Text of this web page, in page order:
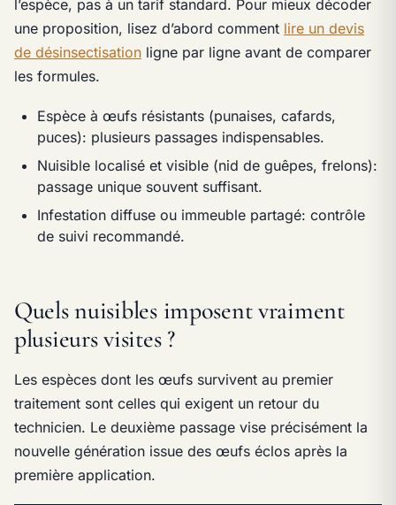
l’espèce, pas à un tarif standard. Pour mieux décoder
une proposition, lisez d’abord comment lire un devis
de désinsectisation ligne par ligne avant de comparer
les formules.
Espèce à œufs résistants (punaises, cafards,
puces): plusieurs passages indispensables.
Nuisible localisé et visible (nid de guêpes, frelons):
passage unique souvent suffisant.
Infestation diffuse ou immeuble partagé: contrôle
de suivi recommandé.
Quels nuisibles imposent vraiment
plusieurs visites ?
Les espèces dont les œufs survivent au premier
traitement sont celles qui exigent un retour du
technicien. Le deuxième passage vise précisément la
nouvelle génération issue des œufs éclos après la
première application.